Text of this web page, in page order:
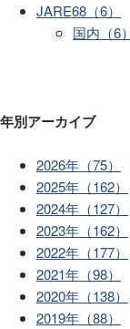
JARE68（6）
国内（6）
年別アーカイブ
2026年（75）
2025年（162）
2024年（127）
2023年（162）
2022年（177）
2021年（98）
2020年（138）
2019年（88）